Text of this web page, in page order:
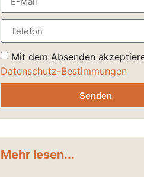
Mit dem Absenden
Datenschutz-Bestimmungen
Senden
Mehr lesen...